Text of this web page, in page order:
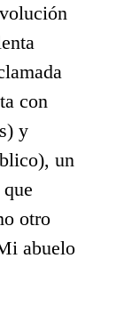
con
y
un
otro
abuelo